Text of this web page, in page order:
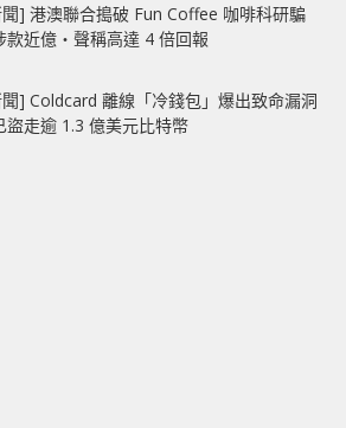
聞] 港澳聯合搗破 Fun Coffee 咖啡科研騙
近億‧聲稱高達 4 倍回報
聞] Coldcard 離線「冷錢包」爆出致命漏洞
盜走逾 1.3 億美元比特幣